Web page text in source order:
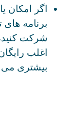
اگر امکان
برنامه
شرکت
اغلب
بیشتری